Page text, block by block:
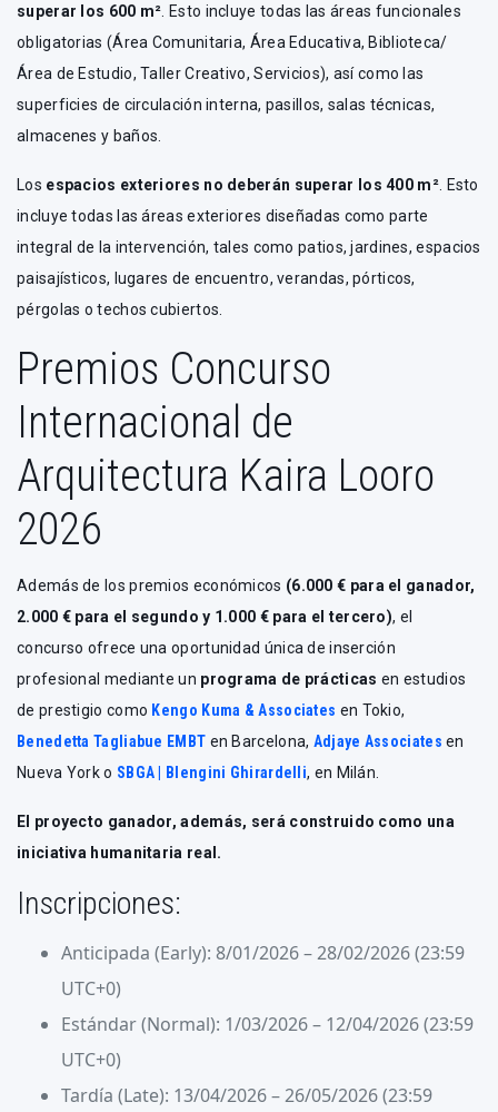
superar los 600 m² . Esto incluye todas las áreas funcionales
obligatorias (Área Comunitaria, Área Educativa, Biblioteca/
Área de Estudio, Taller Creativo, Servicios), así como las
superficies de circulación interna, pasillos, salas técnicas,
almacenes y baños.
Los espacios exteriores no deberán superar los 400 m². Esto
incluye todas las áreas exteriores diseñadas como parte
integral de la intervención, tales como patios, jardines, espacios
paisajísticos, lugares de encuentro, verandas, pórticos,
pérgolas o techos cubiertos.
Premios Concurso
Internacional de
Arquitectura Kaira Looro
2026
Además de los premios económicos (6.000 € para el ganador,
2.000 € para el segundo y 1.000 € para el tercero), el
concurso ofrece una oportunidad única de inserción
profesional mediante un programa de prácticas en estudios
de prestigio como Kengo Kuma & Associates en Tokio,
Benedetta Tagliabue EMBT en Barcelona, Adjaye Associates en
Nueva York o SBGA | Blengini Ghirardelli, en Milán.
El proyecto ganador, además, será construido como una
iniciativa humanitaria real.
Inscripciones:
Anticipada (Early): 8/01/2026 – 28/02/2026 (23:59
UTC+0)
Estándar (Normal): 1/03/2026 – 12/04/2026 (23:59
UTC+0)
Tardía (Late): 13/04/2026 – 26/05/2026 (23:59